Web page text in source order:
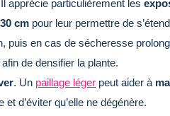
apprécie particulièrement les
30 cm pour leur permettre de
puis en cas de sécheresse
afin de densifier la plante.
. Un paillage léger peut aider à
d’éviter qu’elle ne dégénère.